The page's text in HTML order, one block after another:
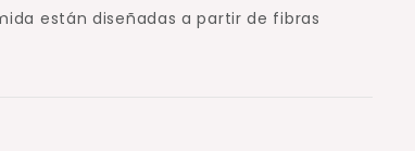
están diseñadas a partir de fibras